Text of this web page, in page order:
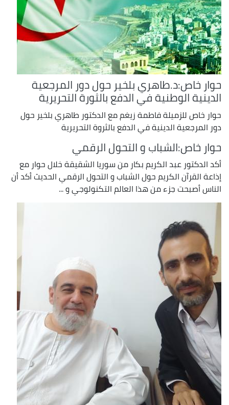
حوار خاص:د.طاهري بلخير حول دور المرجعية
الدينية الوطنية في الدفع بالثورة التحريرية
حوار خاص للزميلة فاطمة زيغم مع الدكتور طاهري بلخير حول
دور المرجعية الدينية في الدفع بالثروة التحريرية
حوار خاص:الشباب و التحول الرقمي
أكد الدكتور عبد الكريم بكار من سوريا الشقيقة خلال حوار مع
إذاعة القرآن الكريم حول الشباب و التحول الرقمي الحديث أكد أن
الناس أصبحت جزء من هذا العالم التكنولوجي و ...